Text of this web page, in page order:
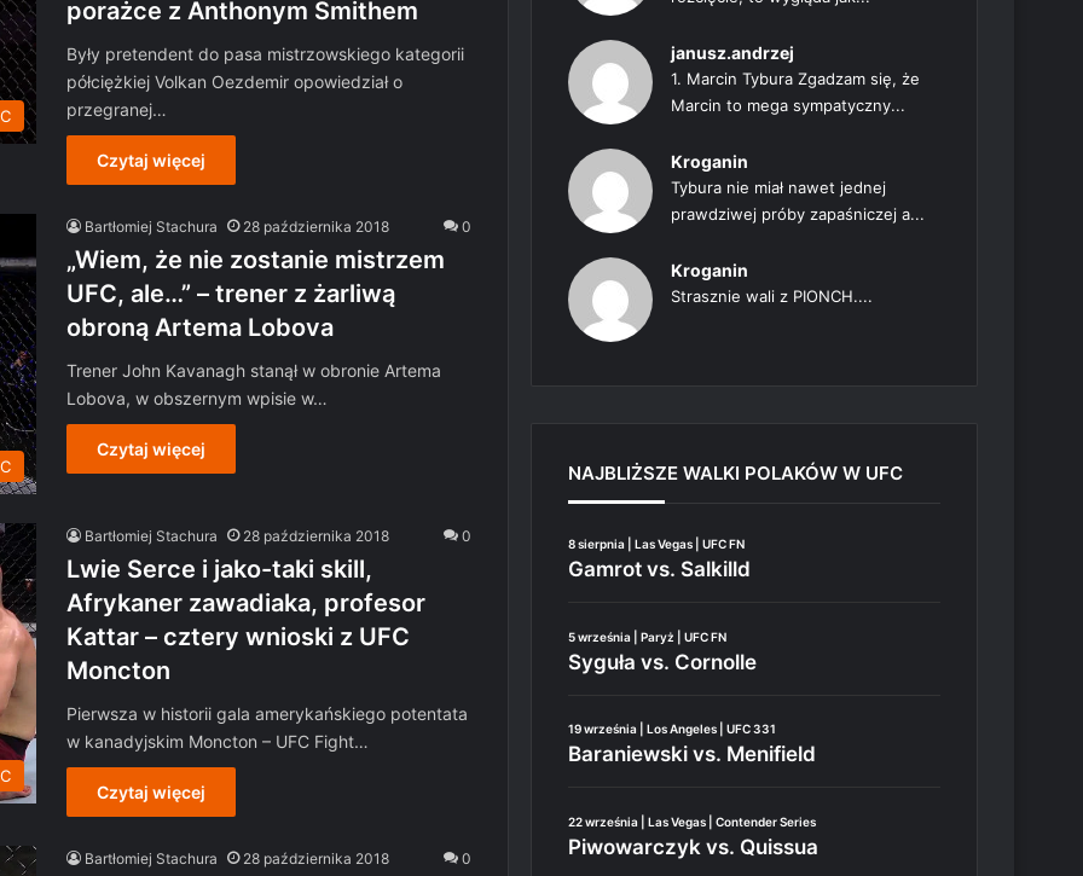
porażce z Anthonym Smithem
Były pretendent do pasa mistrzowskiego kategorii
półciężkiej Volkan Oezdemir opowiedział o
przegranej…
Czytaj więcej
Bartłomiej Stachura 28 października 2018 0
„Wiem, że nie zostanie mistrzem
UFC, ale…” – trener z żarliwą
obroną Artema Lobova
Trener John Kavanagh stanął w obronie Artema
Lobova, w obszernym wpisie w…
Czytaj więcej
Bartłomiej Stachura 28 października 2018 0
Lwie Serce i jako-taki skill,
Afrykaner zawadiaka, profesor
Kattar – cztery wnioski z UFC
Moncton
Pierwsza w historii gala amerykańskiego potentata
w kanadyjskim Moncton – UFC Fight…
Czytaj więcej
Bartłomiej Stachura 28 października 2018 0
janusz.andrzej
1. Marcin Tybura Zgadzam się, że
Marcin to mega sympatyczny...
Kroganin
Tybura nie miał nawet jednej
prawdziwej próby zapaśniczej a...
Kroganin
Strasznie wali z PIONCH....
NAJBLIŻSZE WALKI POLAKÓW W UFC
8 sierpnia | Las Vegas | UFC FN
Gamrot vs. Salkilld
5 września | Paryż | UFC FN
Syguła vs. Cornolle
19 września | Los Angeles | UFC 331
Baraniewski vs. Menifield
22 września | Las Vegas | Contender Series
Piwowarczyk vs. Quissua